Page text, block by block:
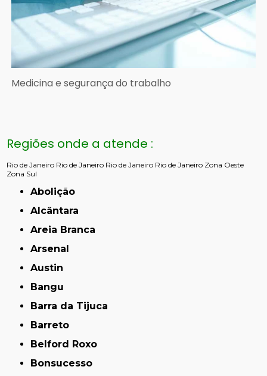
Medicina e segurança do trabalho
Regiões onde a atende :
Rio de Janeiro Rio de Janeiro Rio de Janeiro Rio de Janeiro Zona Oeste
Zona Sul
Abolição
Alcântara
Areia Branca
Arsenal
Austin
Bangu
Barra da Tijuca
Barreto
Belford Roxo
Bonsucesso